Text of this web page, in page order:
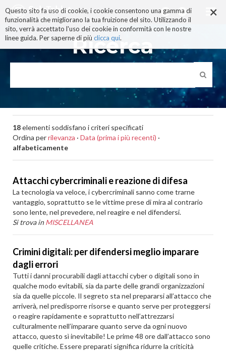
×
Questo sito fa uso di cookie, i cookie consentono una gamma di
funzionalità che migliorano la tua fruizione del sito. Utilizzando il
sito, verrà accettato l'uso dei cookie in conformità con le nostre
linee guida. Per saperne di più clicca qui.
ai
contenuti.
|
alla
navigazione
Ricerca
18elementi soddisfano i criteri specificati
Ordina perrilevanza · Data (prima i più recenti) ·
alfabeticamente
Attacchi cybercriminali e reazione di difesa
La tecnologia va veloce, i cybercriminali sanno come trarne
vantaggio, soprattutto se le vittime prese di mira al contrario
sono lente, nel prevedere, nel reagire e nel difendersi.
Si trova in MISCELLANEA
Crimini digitali: per difendersi meglio imparare
dagli errori
Tutti i danni procurabili dagli attacchi cyber o digitali sono in
qualche modo evitabili, sia da parte delle grandi organizzazioni
sia da quelle piccole. Il segreto sta nel prepararsi all’attacco che
arriverà, nel predisporre risorse e quanto serve per proteggersi
o reagire rapidamente e soprattutto nell’attrezzarsi
culturalmente nell’imparare quanto serve da ogni nuovo
attacco, questo sì inevitabile! Le prime 48 ore dall’attacco sono
quelle critiche. Essere preparati significa ridurre la criticità